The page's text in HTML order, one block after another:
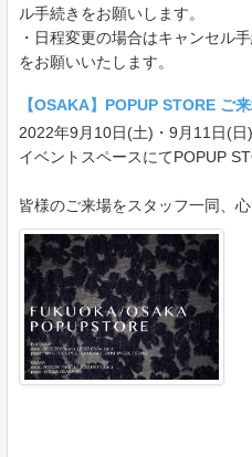
ル手続きをお願いします。
・日程変更の場合はキャンセル
をお願いいたします。
【OSAKA】POPUP STORE ご
2022年9月10日(土)・9月11日(
イベントスペースにてPOPUP
皆様のご来場をスタッフ一同、